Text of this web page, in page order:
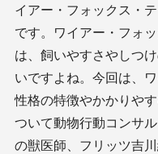
イアー・フォックス・
です。ワイアー・フォ
は、飼いやすさやしつ
いですよね。今回は、
性格の特徴やかかりや
ついて動物行動コンサ
の獣医師、フリッツ吉